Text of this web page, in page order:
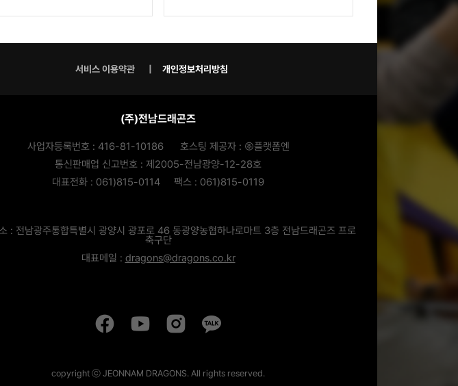
서비스 이용약관 개인정보처리방침
(주)전남드래곤즈
사업자등록번호 : 416-81-10186
호스팅 제공자 : ㈜플랫폼엔
통신판매업 신고번호 : 제2005-전남광양-12-28호
대표전화 : 061)815-0114
팩스 : 061)815-0119
: 전남광주통합특별시 광양시 광포로 46 동광양농협하나로마트 3층 전남드래곤즈 프로
축구단
대표메일 : dragons@dragons.co.kr
copyright ⓒ JEONNAM DRAGONS. All rights reserved.